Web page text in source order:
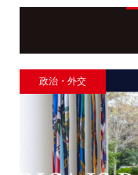
政治・外交